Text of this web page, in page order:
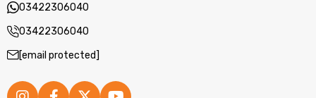
03422306040
03422306040
[email protected]